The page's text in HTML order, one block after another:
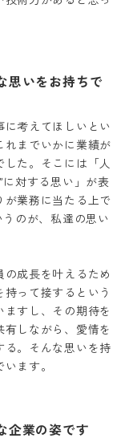
思いをお持ちで
考えてほしいとい
れまでいかに業績が
た。そこには「人
対する思い」が表
が業務に当たる上で
のが、私達の思い
の成長を叶えるため
って接するという
ますし、その期待を
しながら、愛情を
る。そんな思いを持
ます。
企業の姿です